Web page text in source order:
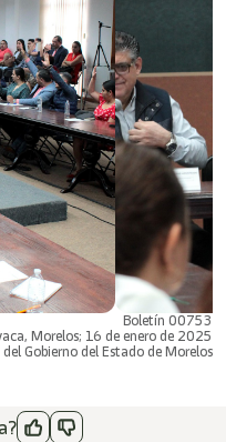
Boletín 00753
Morelos; 16 de enero de 2025
del Gobierno del Estado de Morelos